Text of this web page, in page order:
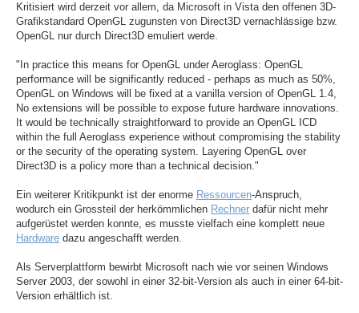
Kritisiert wird derzeit vor allem, da Microsoft in Vista den offenen 3D-
Grafikstandard OpenGL zugunsten von Direct3D vernachlässige bzw.
OpenGL nur durch Direct3D emuliert werde.
"In practice this means for OpenGL under Aeroglass: OpenGL
performance will be significantly reduced - perhaps as much as 50%,
OpenGL on Windows will be fixed at a vanilla version of OpenGL 1.4,
No extensions will be possible to expose future hardware innovations.
It would be technically straightforward to provide an OpenGL ICD
within the full Aeroglass experience without compromising the stability
or the security of the operating system. Layering OpenGL over
Direct3D is a policy more than a technical decision."
Ein weiterer Kritikpunkt ist der enorme Ressourcen-Anspruch,
wodurch ein Grossteil der herkömmlichen Rechner dafür nicht mehr
aufgerüstet werden konnte, es musste vielfach eine komplett neue
Hardware dazu angeschafft werden.
Als Serverplattform bewirbt Microsoft nach wie vor seinen Windows
Server 2003, der sowohl in einer 32-bit-Version als auch in einer 64-bit-
Version erhältlich ist.